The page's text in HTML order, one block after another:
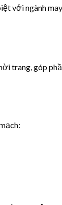
với ngành may
trang, góp